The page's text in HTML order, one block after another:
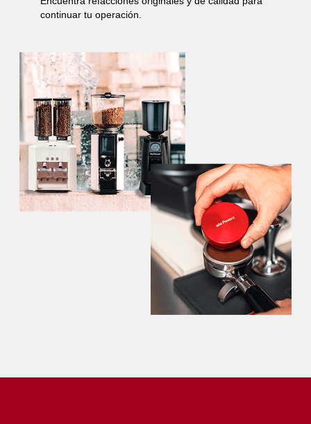
continuar tu operación.